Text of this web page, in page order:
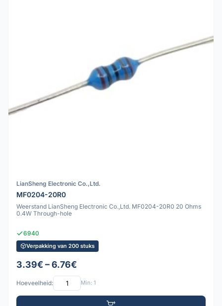
LianSheng Electronic Co.,Ltd.
MF0204-20R0
Weerstand LianSheng Electronic Co.,Ltd. MF0204-20R0 20 Ohms
0.4W Through-hole
6940
Verpakking van 200 stuks
3.39€ – 6.76€
Hoeveelheid: Min: 1